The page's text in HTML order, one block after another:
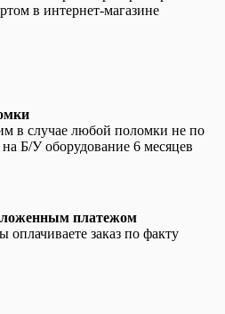
в интернет-магазине
в случае любой поломки не по
Б/У оборудование 6 месяцев
платежом
заказ по факту